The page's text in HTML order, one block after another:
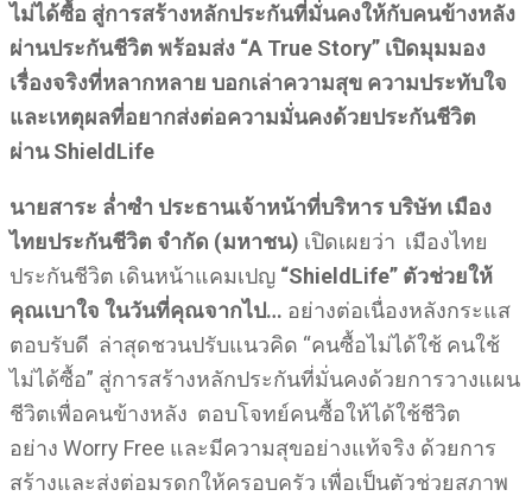
ไม่ได้ซื้อ สู่การสร้างหลักประกันที่มั่นคงให้กับคนข้างหลัง
ผ่านประกันชีวิต พร้อมส่ง “A True Story” เปิดมุมมอง
เรื่องจริงที่หลากหลาย บอกเล่าความสุข ความประทับใจ
และเหตุผลที่อยากส่งต่อความมั่นคงด้วยประกันชีวิต
ผ่านShieldLife
นายสาระ ล่ำซำ ประธานเจ้าหน้าที่บริหาร บริษัท เมือง
ไทยประกันชีวิต จำกัด (มหาชน) เปิดเผยว่า เมืองไทย
ประกันชีวิต เดินหน้าแคมเปญ “ShieldLife” ตัวช่วยให้
คุณเบาใจ ในวันที่คุณจากไป… อย่างต่อเนื่องหลังกระแส
ตอบรับดี ล่าสุดชวนปรับแนวคิด “คนซื้อไม่ได้ใช้ คนใช้
ไม่ได้ซื้อ” สู่การสร้างหลักประกันที่มั่นคงด้วยการวางแผน
ชีวิตเพื่อคนข้างหลัง ตอบโจทย์คนซื้อให้ได้ใช้ชีวิต
อย่าง Worry Free และมีความสุขอย่างแท้จริง ด้วยการ
สร้างและส่งต่อมรดกให้ครอบครัว เพื่อเป็นตัวช่วยสภาพ